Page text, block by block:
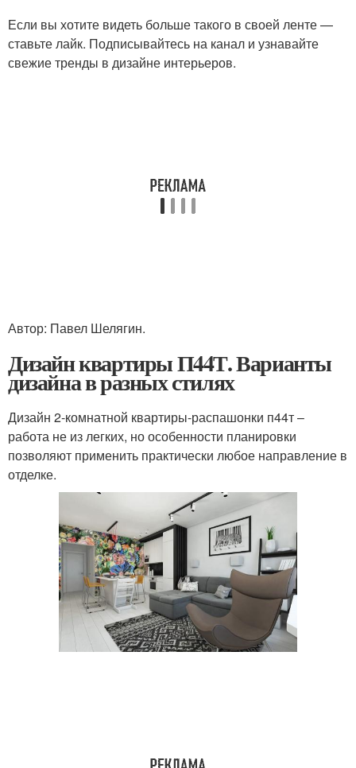
Если вы хотите видеть больше такого в своей ленте —
ставьте лайк. Подписывайтесь на канал и узнавайте
свежие тренды в дизайне интерьеров.
Автор: Павел Шелягин.
Дизайн квартиры П44Т. Варианты
дизайна в разных стилях
Дизайн 2-комнатной квартиры-распашонки п44т –
работа не из легких, но особенности планировки
позволяют применить практически любое направление в
отделке.